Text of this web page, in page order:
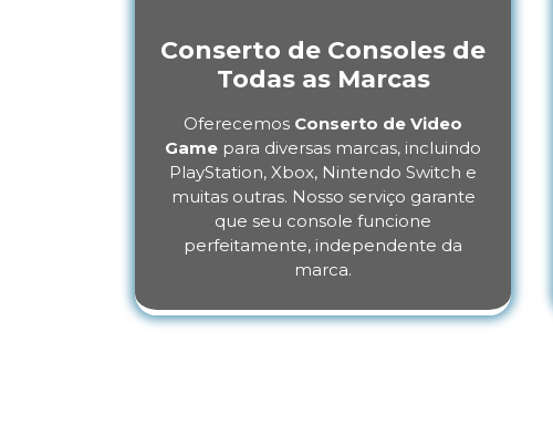
Conserto de Consoles de
Todas as Marcas
Oferecemos Conserto de Video
Game para diversas marcas, incluindo
PlayStation, Xbox, Nintendo Switch e
muitas outras. Nosso serviço garante
que seu console funcione
perfeitamente, independente da
marca.